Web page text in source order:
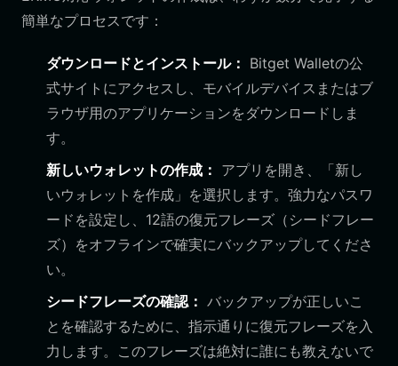
簡単なプロセスです：
ダウンロードとインストール： Bitget Walletの公
式サイトにアクセスし、モバイルデバイスまたはブ
ラウザ用のアプリケーションをダウンロードしま
す。
新しいウォレットの作成： アプリを開き、「新し
いウォレットを作成」を選択します。強力なパスワ
ードを設定し、12語の復元フレーズ（シードフレー
ズ）をオフラインで確実にバックアップしてくださ
い。
シードフレーズの確認： バックアップが正しいこ
とを確認するために、指示通りに復元フレーズを入
力します。このフレーズは絶対に誰にも教えないで